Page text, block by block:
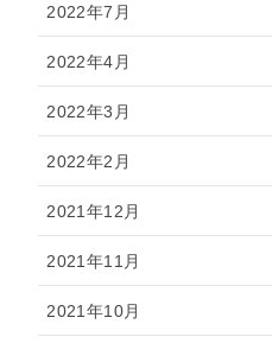
2022年7月
2022年4月
2022年3月
2022年2月
2021年12月
2021年11月
2021年10月